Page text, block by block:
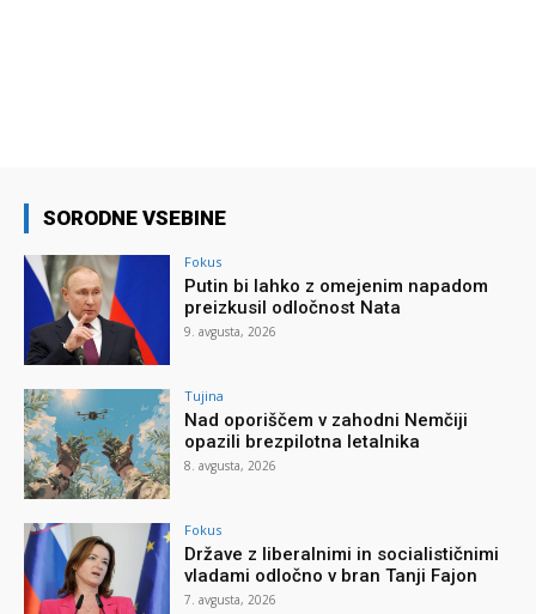
SORODNE VSEBINE
Fokus
Putin bi lahko z omejenim napadom
preizkusil odločnost Nata
9. avgusta, 2026
Tujina
Nad oporiščem v zahodni Nemčiji
opazili brezpilotna letalnika
8. avgusta, 2026
Fokus
Države z liberalnimi in socialističnimi
vladami odločno v bran Tanji Fajon
7. avgusta, 2026